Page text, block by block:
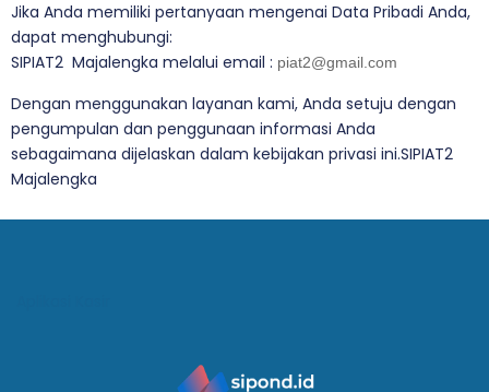
Jika Anda memiliki pertanyaan mengenai Data Pribadi Anda,
dapat menghubungi:
SIPIAT2 Majalengka melalui email : piat2@gmail.com
Dengan menggunakan layanan kami, Anda setuju dengan
pengumpulan dan penggunaan informasi Anda
sebagaimana dijelaskan dalam kebijakan privasi ini.SIPIAT2
Majalengka